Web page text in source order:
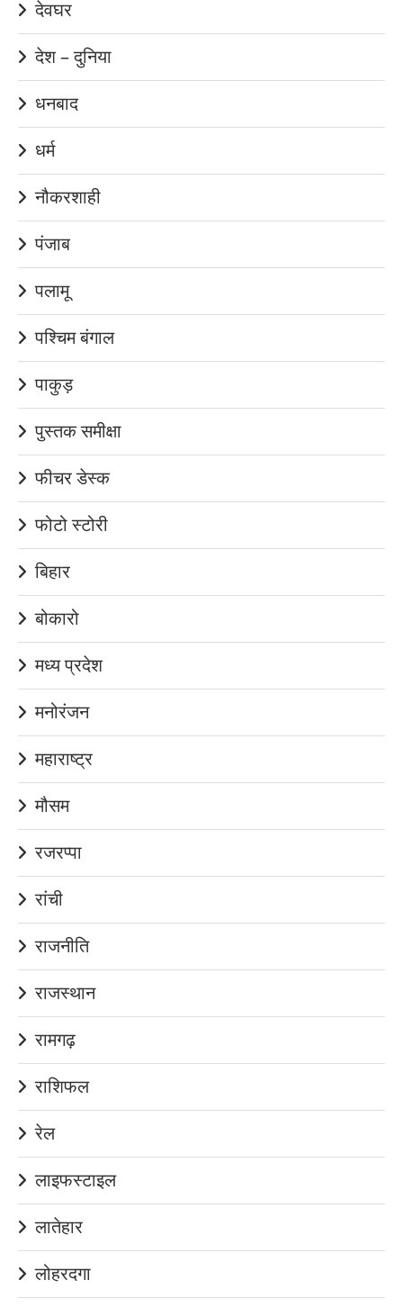
देवघर
देश – दुनिया
धनबाद
धर्म
नौकरशाही
पंजाब
पलामू
पश्चिम बंगाल
पाकुड़
पुस्तक समीक्षा
फीचर डेस्क
फोटो स्टोरी
बिहार
बोकारो
मध्य प्रदेश
मनोरंजन
महाराष्ट्र
मौसम
रजरप्पा
रांची
राजनीति
राजस्थान
रामगढ़
राशिफल
रेल
लाइफस्टाइल
लातेहार
लोहरदगा